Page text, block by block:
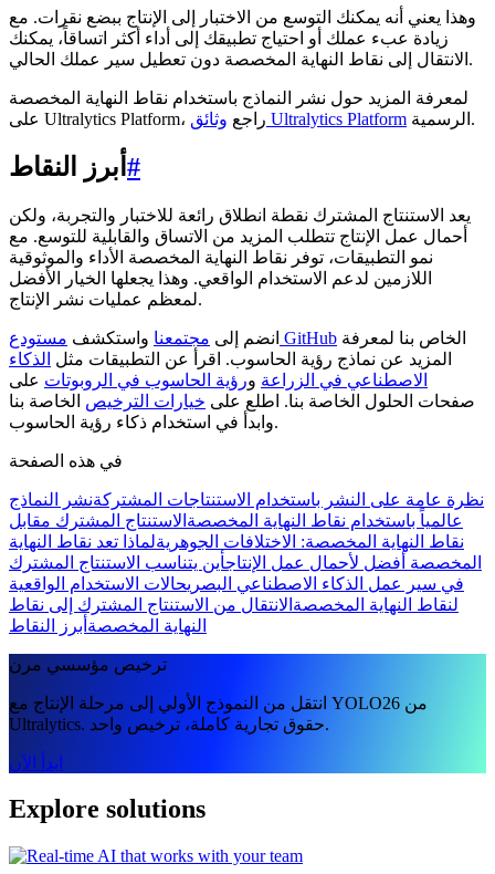
وهذا يعني أنه يمكنك التوسع من الاختبار إلى الإنتاج ببضع نقرات. مع
زيادة عبء عملك أو احتياج تطبيقك إلى أداء أكثر اتساقاً، يمكنك
الانتقال إلى نقاط النهاية المخصصة دون تعطيل سير عملك الحالي.
لمعرفة المزيد حول نشر النماذج باستخدام نقاط النهاية المخصصة
على Ultralytics Platform، راجع وثائق Ultralytics Platform الرسمية.
أبرز النقاط #
يعد الاستنتاج المشترك نقطة انطلاق رائعة للاختبار والتجربة، ولكن
أحمال عمل الإنتاج تتطلب المزيد من الاتساق والقابلية للتوسع. مع
نمو التطبيقات، توفر نقاط النهاية المخصصة الأداء والموثوقية
اللازمين لدعم الاستخدام الواقعي. وهذا يجعلها الخيار الأفضل
لمعظم عمليات نشر الإنتاج.
انضم إلى مجتمعنا واستكشف مستودع GitHub
المزيد عن نماذج رؤية الحاسوب. اقرأ عن التطبيقات مثل الذكاء
الاصطناعي في الزراعة ورؤية الحاسوب في الروبوتات على
صفحات الحلول الخاصة بنا. اطلع على خيارات الترخيص الخاصة بنا
وابدأ في استخدام ذكاء رؤية الحاسوب.
في هذه الصفحة
نظرة عامة على النشر باستخدام الاستنتاجات المشتركةنشر النماذج
عالمياً باستخدام نقاط النهاية المخصصة الاستنتاج المشترك مقابل
نقاط النهاية المخصصة: الاختلافات الجوهريةلماذا تعد نقاط النهاية
المخصصة أفضل لأحمال عمل الإنتاجأين يتناسب الاستنتاج المشترك
في سير عمل الذكاء الاصطناعي البصريحالات الاستخدام الواقعية
لنقاط النهاية المخصصة الانتقال من الاستنتاج المشترك إلى نقاط
النهاية المخصصة أبرز النقاط
ترخيص مؤسسي مرن
انتقل من النموذج الأولي إلى مرحلة الإنتاج مع YOLO26 من
Ultralytics. حقوق تجارية كاملة، ترخيص واحد.
ابدأ الآن
Explore solutions